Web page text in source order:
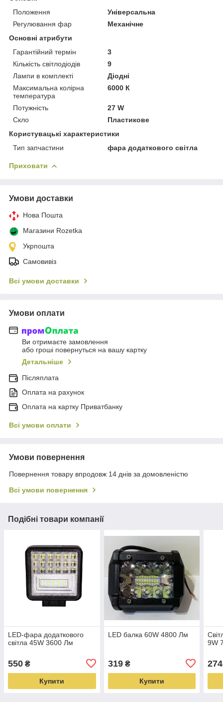
Положення
Універсальна
Регулювання фар
Механічне
Основні атрибути
Гарантійний термін
3
Кількість світлодіодів
9
Лампи в комплекті
Діодні
Максимальна колірна
температура
6000 К
Потужність
27 W
Скло
Пластикове
Користувацькi характеристики
Тип запчастини
фара додаткового світла
Приховати
Умови доставки
Нова Пошта
Магазини Rozetka
Укрпошта
Самовивіз
Всі умови доставки
Умови оплати
Ви отримаєте замовлення
або гроші повернуться на вашу картку
Детальніше
Післяплата
Оплата на рахунок
Оплата на картку Приватбанку
Всі умови оплати
Умови повернення
Повернення товару впродовж 14 днів за домовленістю
Всі умови повернення
Подібні товари компанії
LED-фара додаткового
світла 45W 3600 Лм
550 ₴
Купити
LED балка 60W 4800 Лм
319₴
Купити
9W
274